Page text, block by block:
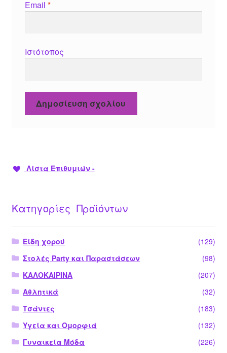
Email *
Ιστότοπος
Λίστα Επιθυμιών -
Κατηγορίες Προϊόντων
Είδη χορού
(129)
Στολές Party και Παραστάσεων
(98)
ΚΑΛΟΚΑΙΡΙΝΑ
(207)
Αθλητικά
(32)
Τσάντες
(183)
Υγεία και Ομορφιά
(132)
Γυναικεία Μόδα
(226)